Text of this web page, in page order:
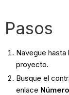
Pasos
Navegue hasta
proyecto.
Busque el
enlace Número